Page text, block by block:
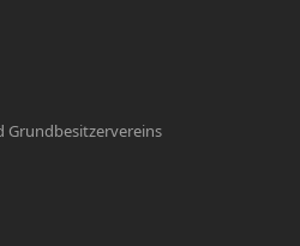
Grundbesitzervereins